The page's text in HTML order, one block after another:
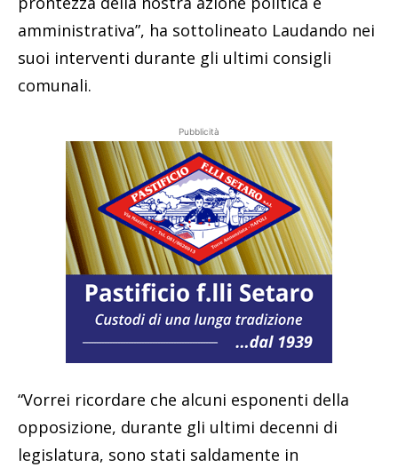
amministrativa”, ha sottolineato Laudando nei
suoi interventi durante gli ultimi consigli
comunali.
Pubblicità
“Vorrei ricordare che alcuni esponenti della
opposizione, durante gli ultimi decenni di
legislatura, sono stati saldamente in